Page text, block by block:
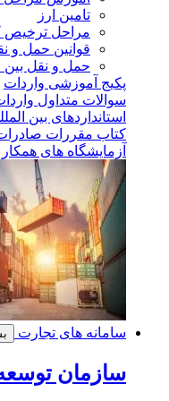
تامین ارز
مراحل ترخیص
قوانین حمل و
حمل و نقل بین
پکیج آموزشی واردات
سوالات متداول
استانداردهای بین
کتاب مقررات صادرات و
آزمایشگاه های
سامانه های تجارت
سازمان